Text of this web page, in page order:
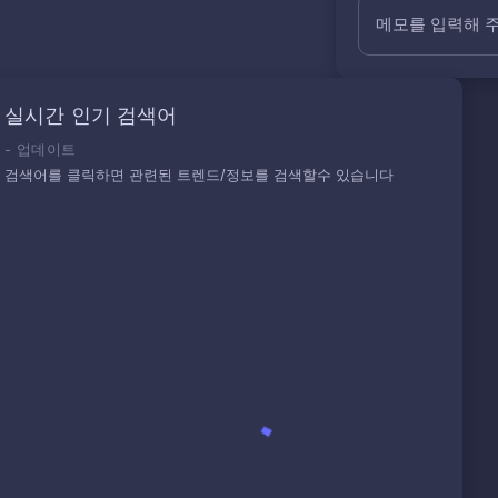
메모를 입력해
실시간 인기 검색어
- 업데이트
검색어를 클릭하면 관련된 트렌드/정보를 검색할수 있습니다